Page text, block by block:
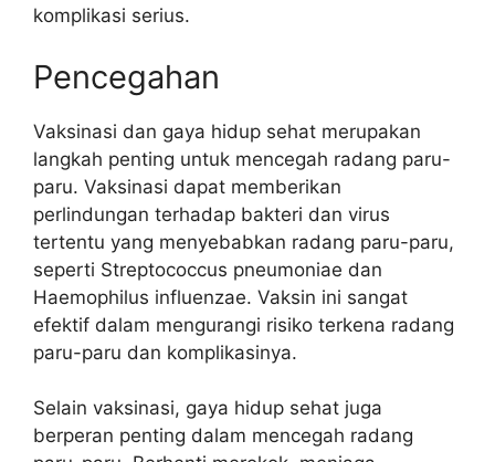
komplikasi serius.
Pencegahan
Vaksinasi dan gaya hidup sehat merupakan
langkah penting untuk mencegah radang paru-
paru. Vaksinasi dapat memberikan
perlindungan terhadap bakteri dan virus
tertentu yang menyebabkan radang paru-paru,
seperti Streptococcus pneumoniae dan
Haemophilus influenzae. Vaksin ini sangat
efektif dalam mengurangi risiko terkena radang
paru-paru dan komplikasinya.
Selain vaksinasi, gaya hidup sehat juga
berperan penting dalam mencegah radang